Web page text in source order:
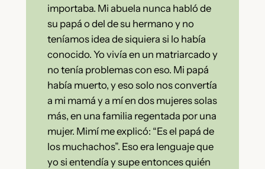
importaba. Mi abuela nunca habló de
su papá o del de su hermano y no
teníamos idea de siquiera si lo había
conocido. Yo vivía en un matriarcado y
no tenía problemas con eso. Mi papá
había muerto, y eso solo nos convertía
a mi mamá y a mí en dos mujeres solas
más, en una familia regentada por una
mujer. Mimí me explicó: “Es el papá de
los muchachos”. Eso era lenguaje que
yo si entendía y supe entonces quién